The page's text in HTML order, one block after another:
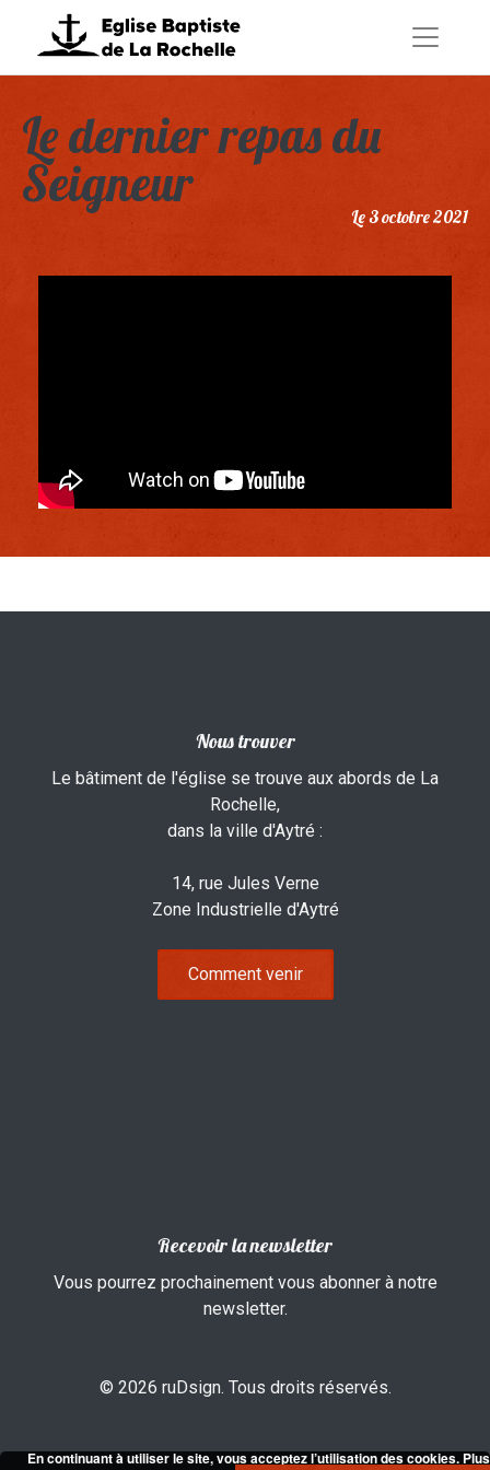
Le dernier repas du
Seigneur
Le 3 octobre 2021
Nous trouver
Le bâtiment de l'église se trouve aux abords de La
Rochelle,
dans la ville d'Aytré :
14, rue Jules Verne
Zone Industrielle d'Aytré
Comment venir
Recevoir la newsletter
Vous pourrez prochainement vous abonner à notre
newsletter.
© 2026 ruDsign. Tous droits réservés.
En continuant à utiliser le site, vous acceptez l’utilisation des cookies.Plus